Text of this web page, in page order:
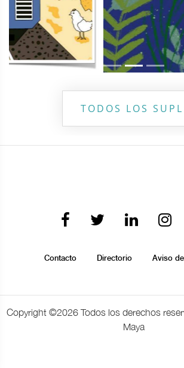
TODOS LOS
Contacto Directorio Aviso
Copyright ©2026 Todos los derechos
Maya